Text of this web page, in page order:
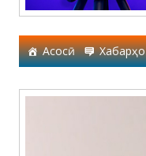
Асосӣ Хабарҳо